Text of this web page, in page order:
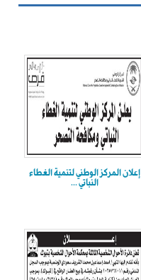
إعلان المركز الوطني لتنمية الغطاء
النباتي ...